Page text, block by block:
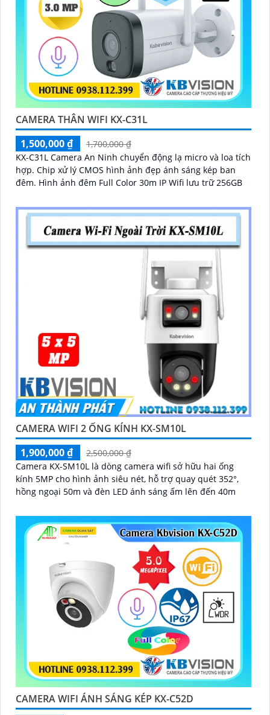
CAMERA THÂN WIFI KX-C31L
1,500,000 ₫
1,700,000 ₫
KX-C31L Camera An Ninh chuyển động lạ micro và loa tích
hợp. Chip xử lý CMOS hình ảnh đẹp ánh sáng kép ban
đêm. Hình ảnh đêm Full Color 30m IP Wifi lưu trữ 256GB
CAMERA WIFI 2 ỐNG KÍNH KX-SM10L
1,900,000 ₫
2,500,000 ₫
Camera KX-SM10L là dòng camera wifi sở hữu hai ống
kính 5MP cho hình ảnh siêu nét, hỗ trợ quay quét 352°,
hồng ngoại 50m và đèn LED ánh sáng ấm lên đến 40m
CAMERA WIFI ÁNH SÁNG KÉP KX-C52D